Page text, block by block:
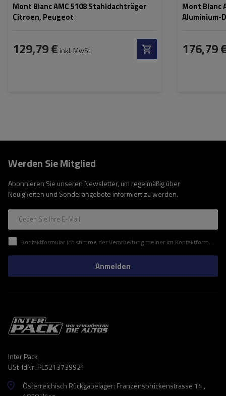
Mont Blanc AMC 5108 Stahldachträger
Citroen, Peugeot
129,79 € inkl. MwSt
Mont Blanc
Aluminium-
176,79
Werden Sie Mitglied
Abonnieren Sie unseren Newsletter, um regelmäßig über
Neuigkeiten und Sonderangebote informiert zu werden.
Geben Sie Ihre E-Mail
Kontaktformular Ich stimme der Verarbeitung meiner im Kontaktformular enthaltenen personenbezogenen Daten gemäß der Verordnung (EU) des Europäischen Parlaments und des Rates zu.
Anmelden
Inter Pack
USt-IdNr: PL5213739921
Österreichisch Rückgabelager: Franzensbrückenstrasse 14 ,